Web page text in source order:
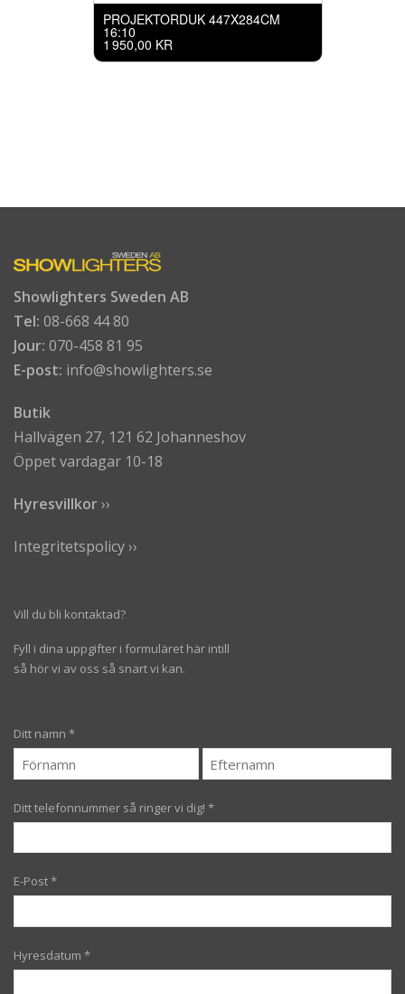
PROJEKTORDUK 447X284CM
16:10
1 950,00 KR
Showlighters Sweden AB
Tel: 08-668 44 80
Jour: 070-458 81 95
E-post: info@showlighters.se
Butik
Hallvägen 27, 121 62 Johanneshov
Öppet vardagar 10-18
Hyresvillkor››
Integritetspolicy ››
Vill du bli kontaktad?
Fyll i dina uppgifter i formuläret här intill
så hör vi av oss så snart vi kan.
Ditt namn *
Ditt telefonnummer så ringer vi dig! *
E-Post*
Hyresdatum *